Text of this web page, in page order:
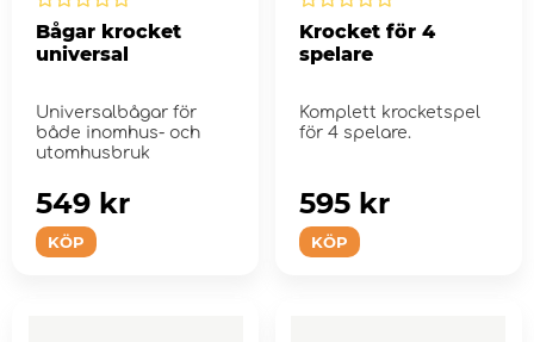
Bågar krocket
universal
Universalbågar för
både inomhus- och
utomhusbruk
KÖP
549 kr
Krocket för 4
spelare
Komplett krocketspel
för 4 spelare.
KÖP
595 kr